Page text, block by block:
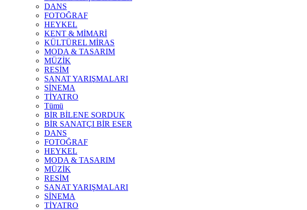
DANS
FOTOĞRAF
HEYKEL
KENT & MİMARİ
KÜLTÜREL MİRAS
MODA & TASARIM
MÜZİK
RESİM
SANAT YARIŞMALARI
SİNEMA
TİYATRO
Tümü
BİR BİLENE SORDUK
BİR SANATÇI BİR ESER
DANS
FOTOĞRAF
HEYKEL
MODA & TASARIM
MÜZİK
RESİM
SANAT YARIŞMALARI
SİNEMA
TİYATRO